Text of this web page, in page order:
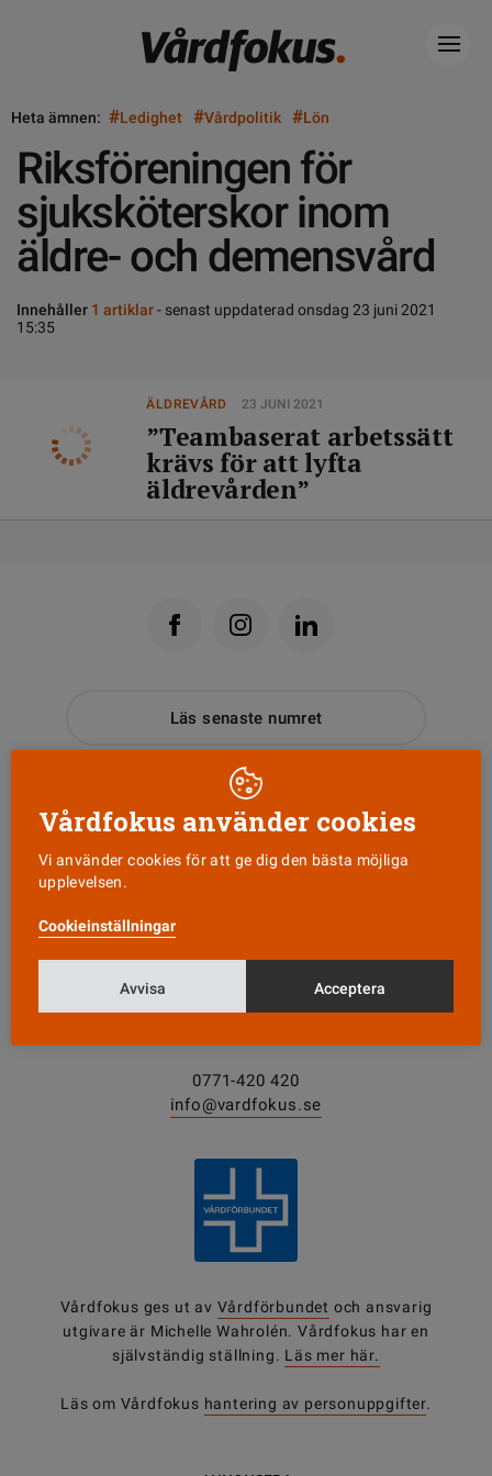
Heta ämnen: #Ledighet #Vårdpolitik #Lön
Riksföreningen för
sjuksköterskor inom
äldre- och demensvård
Innehåller 1 artiklar- senast uppdaterad onsdag 23 juni 2021
15:35
ÄLDREVÅRD 23 JUNI 2021
”Teambaserat arbetssätt
krävs för att lyfta
äldrevården”
Läs senaste numret
Nyhetsbrev
Tipsa oss!
Box 3207
0771-420 420
info@vardfokus.se
Vårdfokus ges ut av Vårdförbundet och ansvarig
utgivare är Michelle Wahrolén. Vårdfokus har en
självständig ställning. Läs mer här.
Läs om Vårdfokus hantering av personuppgifter.
Vårdfokus använder cookies
Vi använder cookies för att ge dig den bästa möjliga
upplevelsen.
Cookieinställningar
Avvisa Acceptera